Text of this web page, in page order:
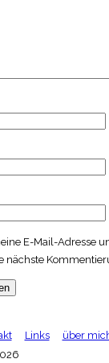
E-Mail-Adresse
nächste
Links
über